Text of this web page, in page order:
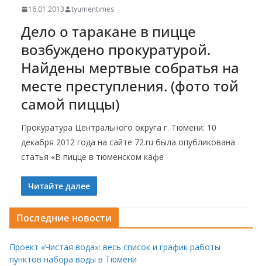
16.01.2013 tyumentimes
Дело о таракане в пицце
возбуждено прокуратурой.
Найдены мертвые собратья на
месте преступления. (фото той
самой пиццы)
Прокуратура Центрального округа г. Тюмени: 10
декабря 2012 года на сайте 72.ru была опубликована
статья «В пицце в тюменском кафе
Читайте далее
Последние новости
Проект «Чистая вода»: весь список и график работы
пунктов набора воды в Тюмени